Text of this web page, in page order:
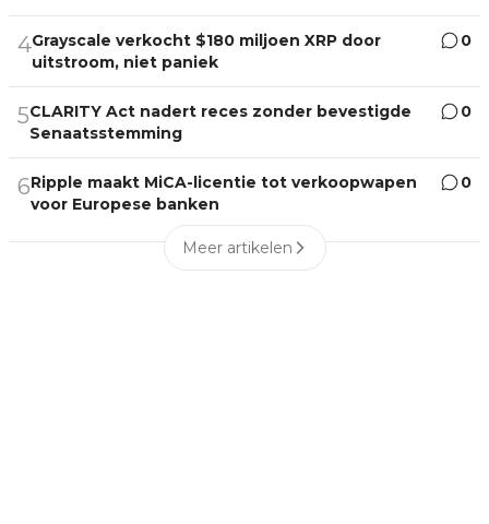
4Grayscale verkocht $180 miljoen XRP door
uitstroom, niet paniek
0
5CLARITY Act nadert reces zonder bevestigde
Senaatsstemming
0
6Ripple maakt MiCA-licentie tot verkoopwapen
voor Europese banken
0
Meer artikelen